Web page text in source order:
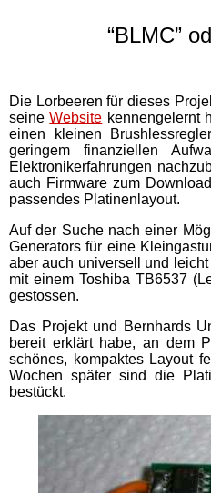
“BLMC”
Die Lorbeeren für dieses
seineWebsite kennengelernt
einen kleinen
geringem finanziellen
Elektronikerfahrungen
auch Firmware zum
passendes Platinenlayout.
Auf der Suche nach einer
Generators für eine
aber auch universell und
mit einem Toshiba TB6537
gestossen.
Das Projekt und Bernhards
bereit erklärt habe, an dem
schönes, kompaktes Layout
Wochen später sind die
bestückt.